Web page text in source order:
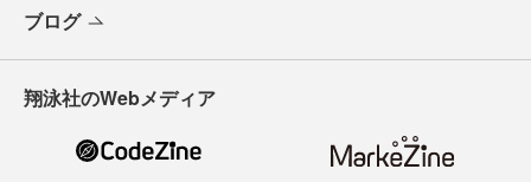
ブログ
翔泳社のWebメディア